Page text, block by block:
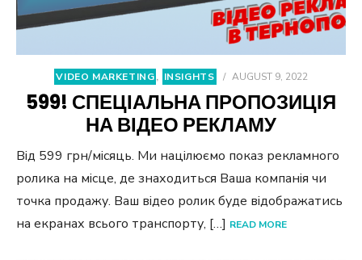
VIDEO MARKETING, INSIGHTS / AUGUST 9, 2022
599! СПЕЦІАЛЬНА ПРОПОЗИЦІЯ
НА ВІДЕО РЕКЛАМУ
Від 599 грн/місяць. Ми націлюємо показ рекламного
ролика на місце, де знаходиться Ваша компанія чи
точка продажу. Ваш відео ролик буде відображатись
на екранах всього транспорту, […] READ MORE